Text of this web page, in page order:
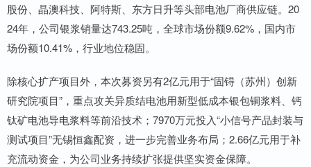
股份、晶澳科技、阿特斯、东方日升等头部电池厂商供应链。20
24年，公司银浆销量达743.25吨，全球市场份额9.62%，国内市
场份额10.41%，行业地位稳固。
除核心扩产项目外，本次募资另有2亿元用于“固锝（苏州）创新
研究院项目”，重点攻关异质结电池用新型低成本银包铜浆料、钙
钛矿电池导电浆料等前沿技术；7970万元投入“小信号产品封装与
测试项目”无锡恒鑫配资，进一步完善业务布局；2.66亿元用于补
充流动资金，为公司业务持续扩张提供坚实资金保障。